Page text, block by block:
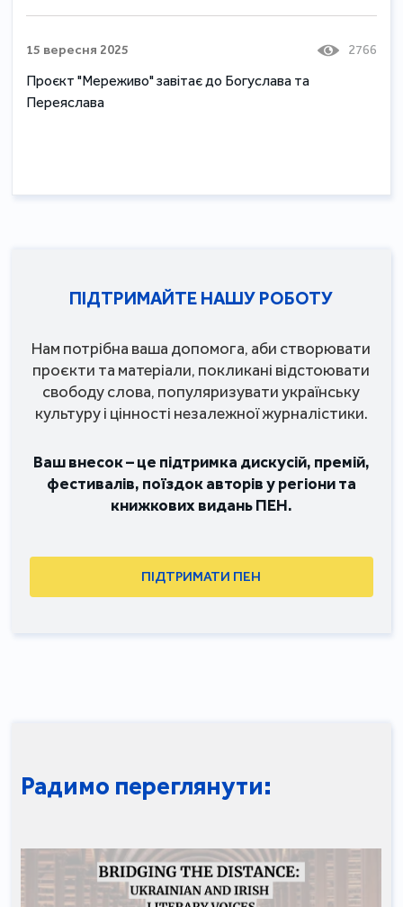
15 вересня 2025 2766
Проєкт "Мереживо" завітає до Богуслава та
Переяслава
ПІДТРИМАЙТЕ НАШУ РОБОТУ
Нам потрібна ваша допомога, аби створювати
проєкти та матеріали, покликані відстоювати
свободу слова, популяризувати українську
культуру і цінності незалежної журналістики.
Ваш внесок – це підтримка дискусій, премій,
фестивалів, поїздок авторів у регіони та
книжкових видань ПЕН.
ПІДТРИМАТИ ПЕН
Радимо переглянути: